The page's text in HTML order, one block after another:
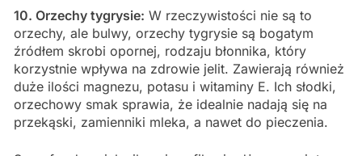
10. Orzechy tygrysie: W rzeczywistości nie są to
orzechy, ale bulwy, orzechy tygrysie są bogatym
źródłem skrobi opornej, rodzaju błonnika, który
korzystnie wpływa na zdrowie jelit. Zawierają również
duże ilości magnezu, potasu i witaminy E. Ich słodki,
orzechowy smak sprawia, że idealnie nadają się na
przekąski, zamienniki mleka, a nawet do pieczenia.